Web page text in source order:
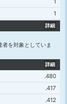
1
1
詳細
者を対象としていま
詳細
.480
.417
.412